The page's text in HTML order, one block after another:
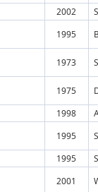
2002
1995
1973
1975
1998
1995
1995
2001